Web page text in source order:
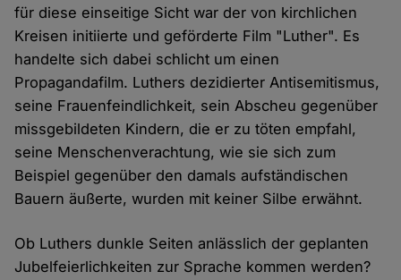
für diese einseitige Sicht war der von kirchlichen
Kreisen initiierte und geförderte Film "Luther". Es
handelte sich dabei schlicht um einen
Propagandafilm. Luthers dezidierter Antisemitismus,
seine Frauenfeindlichkeit, sein Abscheu gegenüber
missgebildeten Kindern, die er zu töten empfahl,
seine Menschenverachtung, wie sie sich zum
Beispiel gegenüber den damals aufständischen
Bauern äußerte, wurden mit keiner Silbe erwähnt.
Ob Luthers dunkle Seiten anlässlich der geplanten
Jubelfeierlichkeiten zur Sprache kommen werden?